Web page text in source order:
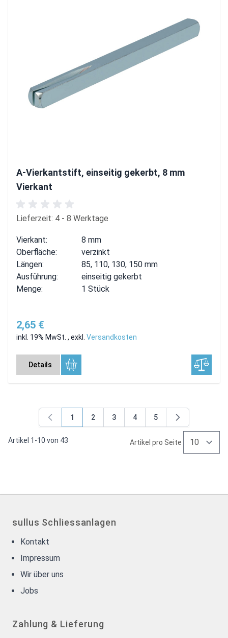
A-Vierkantstift, einseitig gekerbt, 8 mm
Vierkant
Lieferzeit: 4 - 8 Werktage
Vierkant:
8 mm
Oberfläche:
verzinkt
Längen:
85, 110, 130, 150 mm
Ausführung:
einseitig gekerbt
Menge:
1 Stück
2,65 €
inkl. 19% MwSt. , exkl. Versandkosten
Details
Artikel 1 -10 von 43
Sie lesen gerade Seite
1
Seite
2
Seite
3
Seite
4
Seite
5
Artikel pro Seite
sullus Schliessanlagen
Kontakt
Impressum
Wir über uns
Jobs
Zahlung & Lieferung